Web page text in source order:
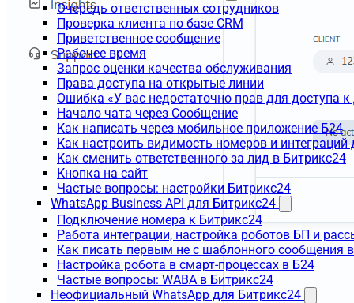
Очередь ответственных сотрудников
Проверка клиента по базе CRM
Приветственное сообщение
Рабочее время
Запрос оценки качества обслуживания
Права доступа на открытые линии
Ошибка «У вас недостаточно прав для доступа
Начало чата через Сообщение
Как написать через мобильное приложение Б24
Как настроить видимость номеров и
Как сменить ответственного за лид в Битрикс24
Кнопка на сайт
Частые вопросы: настройки Битрикс24
WhatsApp Business API для Битрикс24
Подключение номера к Битрикс24
Работа интеграции, настройка роботов БП и
Как писать первым не с шаблонного сообщения
Настройка робота в смарт-процессах в Б24
Частые вопросы: WABA в Битрикс24
Неофициальный WhatsApp для Битрикс24